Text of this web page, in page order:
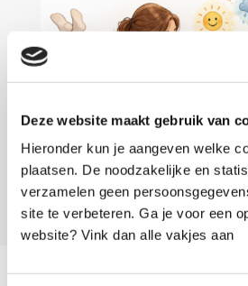
Deze website maakt gebruik van
Hieronder kun je aangeven welke
plaatsen. De noodzakelijke en
verzamelen geen
site te verbeteren. Ga je voor een
website? Vink dan alle vakjes aan
Ja ik ontvang graag het